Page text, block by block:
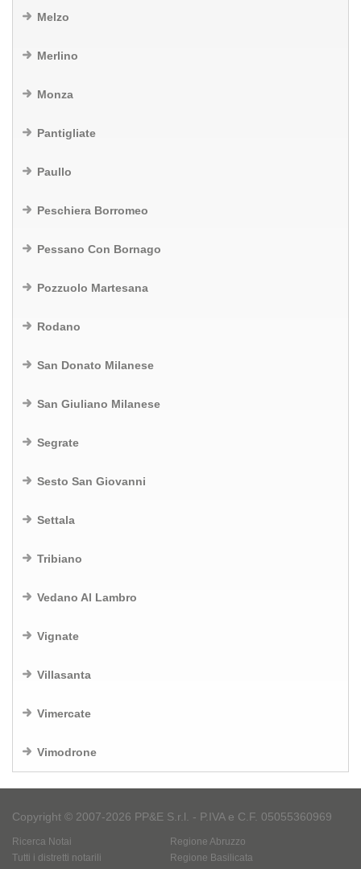
Melzo
Merlino
Monza
Pantigliate
Paullo
Peschiera Borromeo
Pessano Con Bornago
Pozzuolo Martesana
Rodano
San Donato Milanese
San Giuliano Milanese
Segrate
Sesto San Giovanni
Settala
Tribiano
Vedano Al Lambro
Vignate
Villasanta
Vimercate
Vimodrone
Copyright © 2007-2026 PP&E S.r.l. - P.IVA e C.F. 05055360969
Ricerca Notai
Tutti i distretti notarili
Regione Abruzzo
Regione Basilicata